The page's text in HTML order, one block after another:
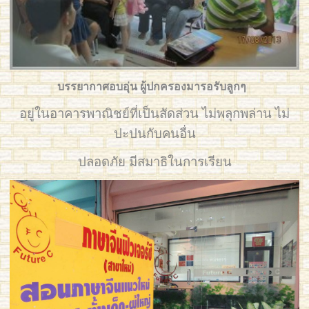
บรรยากาศอบอุ่น ผู้ปกครองมารอรับลูกๆ
อยู่ในอาคารพาณิชย์ที่เป็นสัดส่วน ไม่พลุกพล่าน ไม่
ปะปนกับคนอื่น
ปลอดภัย มีสมาธิในการเรียน